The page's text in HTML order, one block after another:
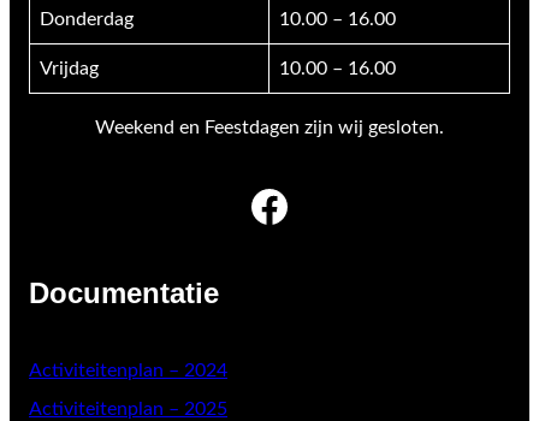
Donderdag 10.00 – 16.00
Vrijdag 10.00 – 16.00
Weekend en Feestdagen zijn wij gesloten.
Facebook
Documentatie
Activiteitenplan – 2024
Activiteitenplan – 2025